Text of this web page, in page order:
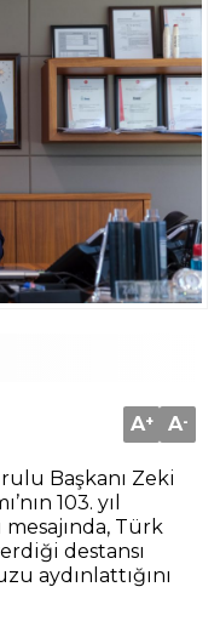
A+ A-
Başkanı Zeki
103. yıl
mesajında, Türk
destansı
aydınlattığını